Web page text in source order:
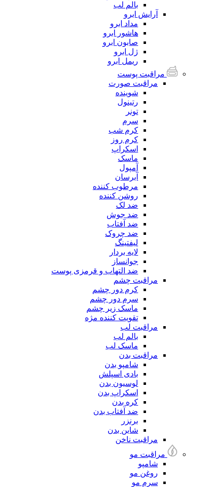
بالم لب
آرایش ابرو
مداد ابرو
هاشور ابرو
صابون ابرو
ژل ابرو
ریمل ابرو
مراقبت پوست
مراقبت صورت
شوینده
رتینول
تونر
سرم
کرم شب
کرم روز
اسکراپ
ماسک
آمپول
آبرسان
مرطوب کننده
روشن کننده
ضد لک
ضد جوش
ضد آفتاب
ضد چروک
لیفتینگ
لایه بردار
جوانساز
ضد التهاب و قرمزی پوست
مراقبت چشم
کرم دور چشم
سرم دور چشم
ماسک زیر چشم
تقویت کننده مژه
مراقبت لب
بالم لب
ماسک لب
مراقبت بدن
شامپو بدن
بادی اسپلش
لوسیون بدن
اسکراپ بدن
کره بدن
ضد آفتاب بدن
برنزر
شاین بدن
مراقبت ناخن
مراقبت مو
شامپو
روغن مو
سرم مو